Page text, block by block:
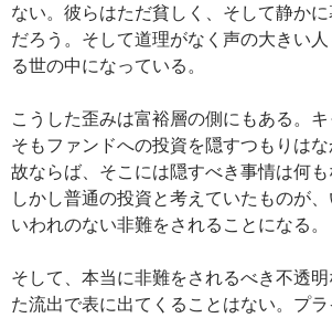
ない。彼らはただ貧しく、そして静か
だろう。そして道理がなく声の大きい
る世の中になっている。
こうした歪みは富裕層の側にもある。
そもファンドへの投資を隠すつもりは
故ならば、そこには隠すべき事情は何も
しかし普通の投資と考えていたものが
いわれのない非難をされることになる。
そして、本当に非難をされるべき不透
た流出で表に出てくることはない。プ